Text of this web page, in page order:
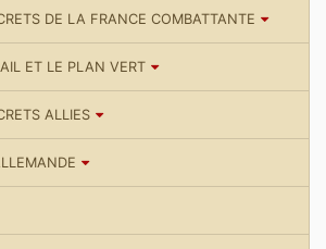
DE LA FRANCE COMBATTANTE
ET LE PLAN VERT
ALLIES